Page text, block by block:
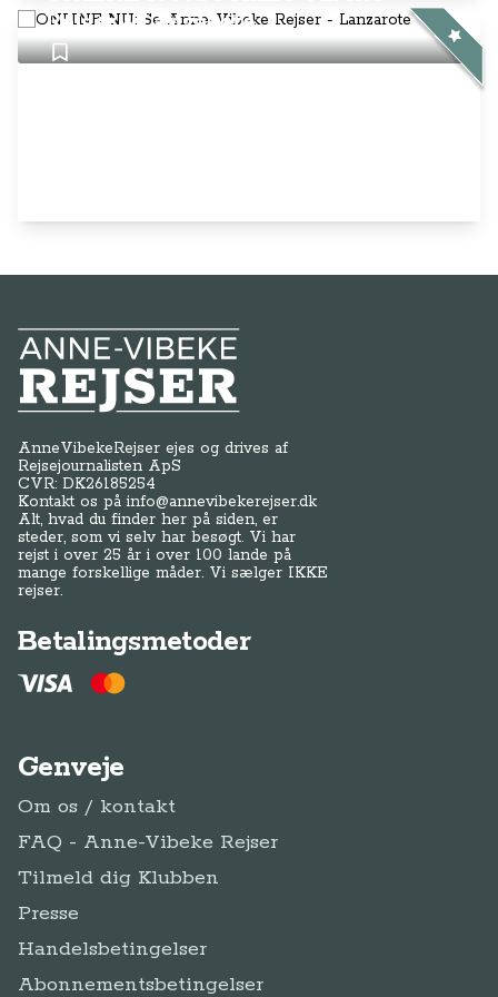
Rejser - Lanzarote
Anne-Vibeke Rejser
AnneVibekeRejser ejes og drives af
Rejsejournalisten ApS
CVR: DK26185254
Kontakt os påinfo@annevibekerejser.dk
Alt, hvad du finder her på siden, er
steder, som vi selv har besøgt. Vi har
rejst i over 25 år i over 100 lande på
mange forskellige måder. Vi sælger IKKE
rejser.
Betalingsmetoder
Genveje
Om os / kontakt
FAQ - Anne-Vibeke Rejser
Tilmeld dig Klubben
Presse
Handelsbetingelser
Abonnementsbetingelser